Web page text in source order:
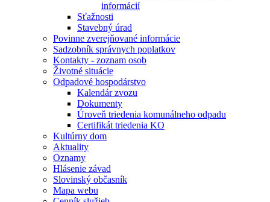
informácií
Sťažnosti
Stavebný úrad
Povinne zverejňované informácie
Sadzobník správnych poplatkov
Kontakty - zoznam osob
Životné situácie
Odpadové hospodárstvo
Kalendár zvozu
Dokumenty
Úroveň triedenia komunálneho odpadu
Certifikát triedenia KO
Kultúrny dom
Aktuality
Oznamy
Hlásenie závad
Slovinský občasník
Mapa webu